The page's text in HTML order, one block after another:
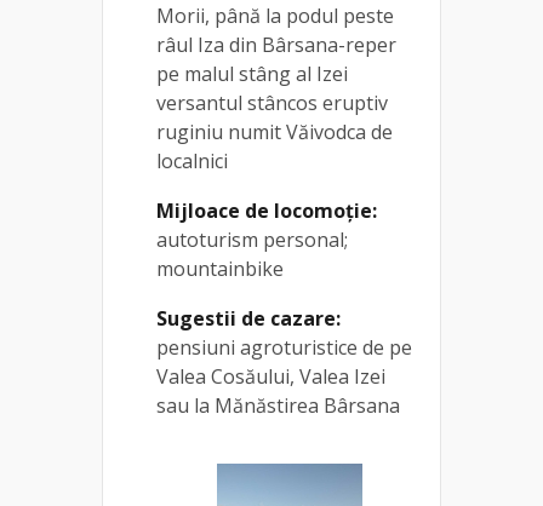
Morii, până la podul peste
râul Iza din Bârsana-reper
pe malul stâng al Izei
versantul stâncos eruptiv
ruginiu numit Văivodca de
localnici
Mijloace de locomoție:
autoturism personal;
mountainbike
Sugestii de cazare:
pensiuni agroturistice de pe
Valea Cosăului, Valea Izei
sau la Mănăstirea Bârsana